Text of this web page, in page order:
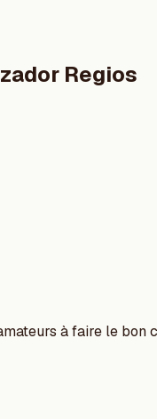
Regios
à faire le bon